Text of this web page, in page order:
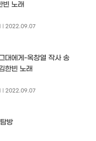
빈 노래
| 2022.09.07
대에게-옥창열 작사 송
한빈 노래
| 2022.09.07
방